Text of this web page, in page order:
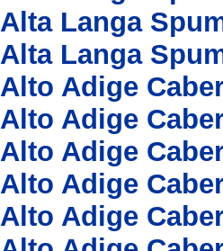
Alta Langa
Alta Langa
Alto Adige
Alto Adige
Alto Adige
Alto Adige
Alto Adige